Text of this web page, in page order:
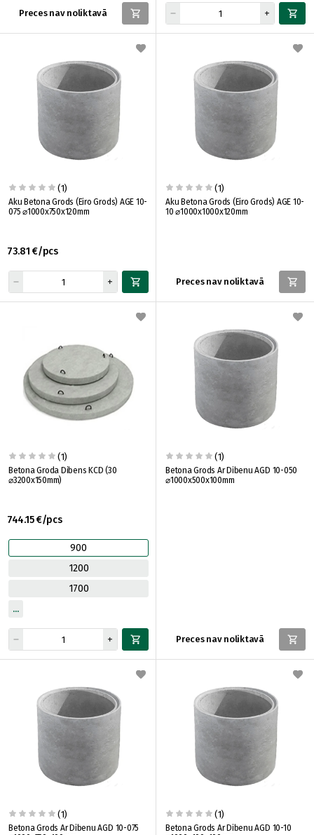
Preces nav noliktavā
(1)
Aku Betona Grods (Eiro Grods) AGE 10-
075 ⌀1000x750x120mm
73.81 €/pcs
(1)
Aku Betona Grods (Eiro Grods) AGE 10-
10 ⌀1000x1000x120mm
Preces nav noliktavā
(1)
Betona Groda Dibens KCD (30
⌀3200x150mm)
744.15 €/pcs
900
1200
1700
(1)
Betona Grods Ar Dibenu AGD 10-050
⌀1000x500x100mm
Preces nav noliktavā
(1)
Betona Grods Ar Dibenu AGD 10-075
(1)
Betona Grods Ar Dibenu AGD 10-10